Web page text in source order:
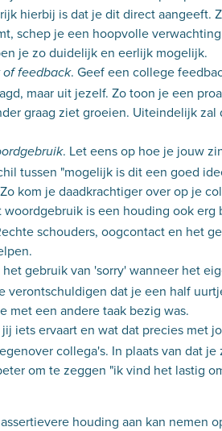
hierbij is dat je dit direct aangeeft.
schep je een hoopvolle
je zo duidelijk en eerlijk mogelijk.
feedback. Geef een college
maar uit jezelf. Zo toon je een
graag ziet groeien. Uiteindelijk zal
. Let eens op hoe je jouw
tussen "mogelijk is dit een goed
kom je daadkrachtiger over op je
woordgebruik is een houding ook erg
schouders, oogcontact en het
het gebruik van 'sorry' wanneer het
verontschuldigen dat je een half
met een andere taak bezig was.
iets ervaart en wat dat precies met
collega's. In plaats van dat je
om te zeggen "ik vind het lastig
houding aan kan nemen